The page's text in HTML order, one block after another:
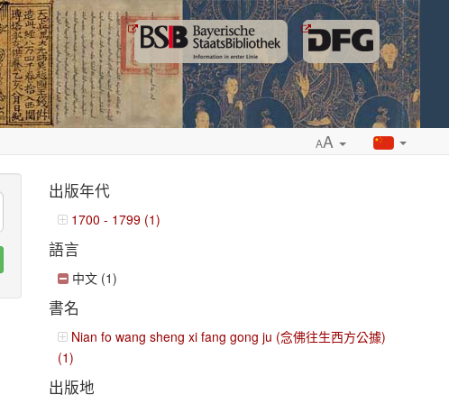
AA
Dropdown
出版年代
1700 - 1799 (1)
語言
中文 (1)
書名
Nian fo wang sheng xi fang gong ju (念佛往生西方公據)
(1)
出版地